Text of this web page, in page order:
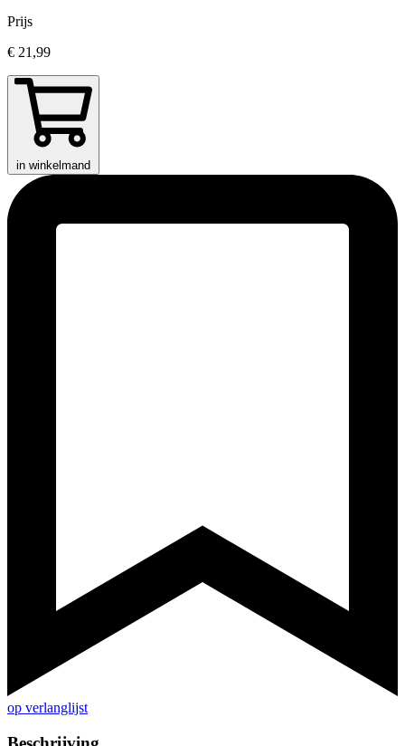
Prijs
€ 21,99
in winkelmand
op verlanglijst